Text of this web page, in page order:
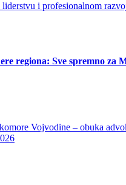
regiona: Sve spremno za